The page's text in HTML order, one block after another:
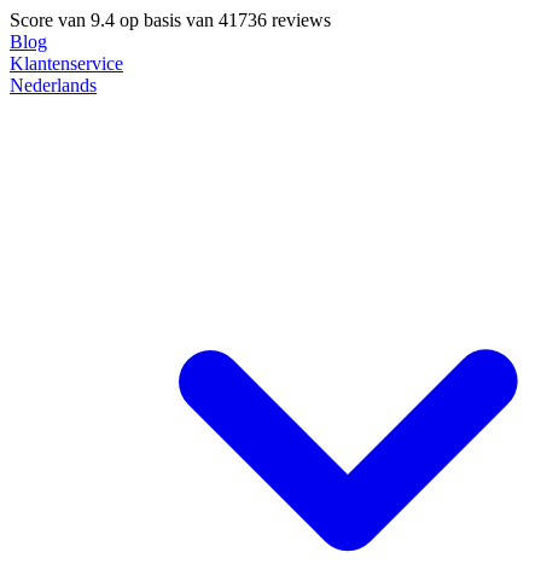
Score van 9.4 op basis van 41736 reviews
Blog
Klantenservice
Nederlands